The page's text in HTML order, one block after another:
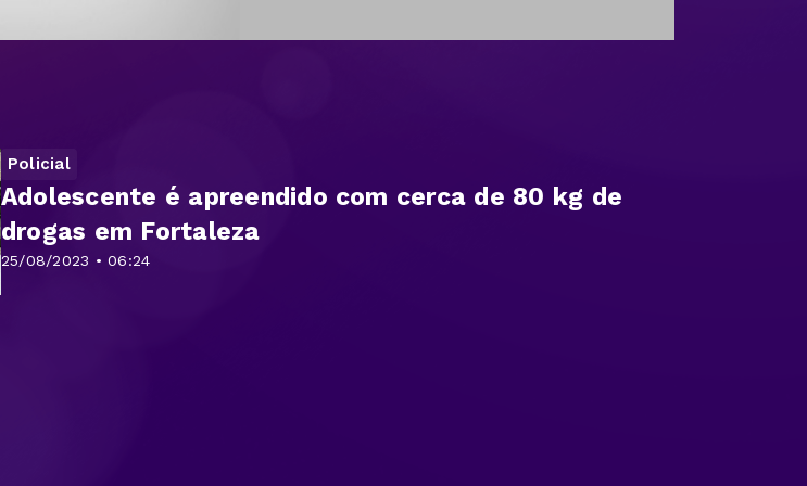
Policial
25/08/2023 • 06:24
Adolescente é apreendido com cerca de 80 kg de
drogas em Fortaleza